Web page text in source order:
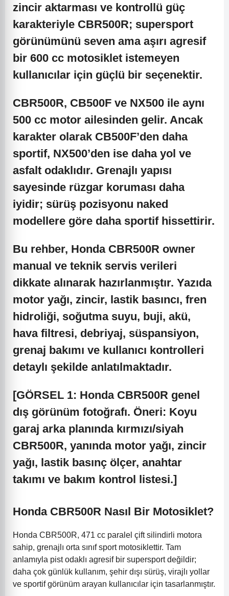
zincir aktarması ve kontrollü güç
karakteriyle CBR500R; supersport
görünümünü seven ama aşırı agresif
bir 600 cc motosiklet istemeyen
kullanıcılar için güçlü bir seçenektir.
CBR500R, CB500F ve NX500 ile aynı
500 cc motor ailesinden gelir. Ancak
karakter olarak CB500F’den daha
sportif, NX500’den ise daha yol ve
asfalt odaklıdır. Grenajlı yapısı
sayesinde rüzgar koruması daha
iyidir; sürüş pozisyonu naked
modellere göre daha sportif hissettirir.
Bu rehber, Honda CBR500R owner
manual ve teknik servis verileri
dikkate alınarak hazırlanmıştır. Yazıda
motor yağı, zincir, lastik basıncı, fren
hidroliği, soğutma suyu, buji, akü,
hava filtresi, debriyaj, süspansiyon,
grenaj bakımı ve kullanıcı kontrolleri
detaylı şekilde anlatılmaktadır.
[GÖRSEL 1: Honda CBR500R genel
dış görünüm fotoğrafı. Öneri: Koyu
garaj arka planında kırmızı/siyah
CBR500R, yanında motor yağı, zincir
yağı, lastik basınç ölçer, anahtar
takımı ve bakım kontrol listesi.]
Honda CBR500R Nasıl Bir Motosiklet?
Honda CBR500R, 471 cc paralel çift silindirli motora
sahip, grenajlı orta sınıf sport motosiklettir. Tam
anlamıyla pist odaklı agresif bir supersport değildir;
daha çok günlük kullanım, şehir dışı sürüş, virajlı yollar
ve sportif görünüm arayan kullanıcılar için tasarlanmıştır.